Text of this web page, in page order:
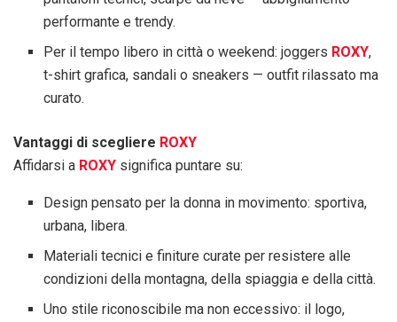
performante e trendy.
Per il tempo libero in città o weekend: joggers ROXY,
t-shirt grafica, sandali o sneakers — outfit rilassato ma
curato.
Vantaggi di scegliere ROXY
Affidarsi a ROXY significa puntare su:
Design pensato per la donna in movimento: sportiva,
urbana, libera.
Materiali tecnici e finiture curate per resistere alle
condizioni della montagna, della spiaggia e della città.
Uno stile riconoscibile ma non eccessivo: il logo,